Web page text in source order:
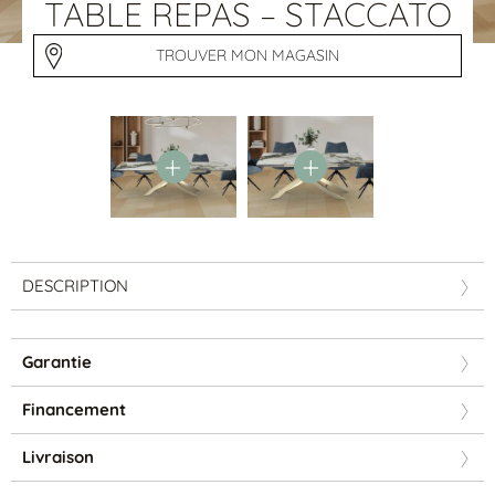
PAR FORME
Canapés avec méridienne
Tables repas
Tapis
Contemporain
TABLE REPAS – STACCATO
TROUVER MON MAGASIN
DESCRIPTION
Garantie
Financement
Livraison